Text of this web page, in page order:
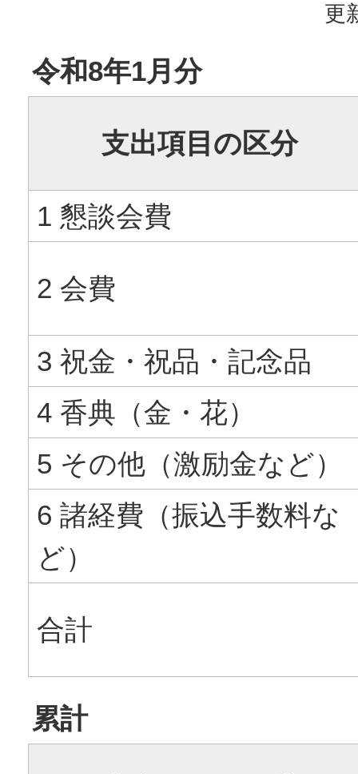
更
令和8年1月分
支出項目の区分
1 懇談会費
2 会費
3 祝金・祝品・記念品
4 香典（金・花）
5 その他（激励金など）
6 諸経費（振込手数料な
ど）
合計
累計